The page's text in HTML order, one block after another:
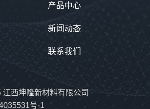
产品中心
新闻动态
联系我们
西坤隆新材料有限公司
号-1